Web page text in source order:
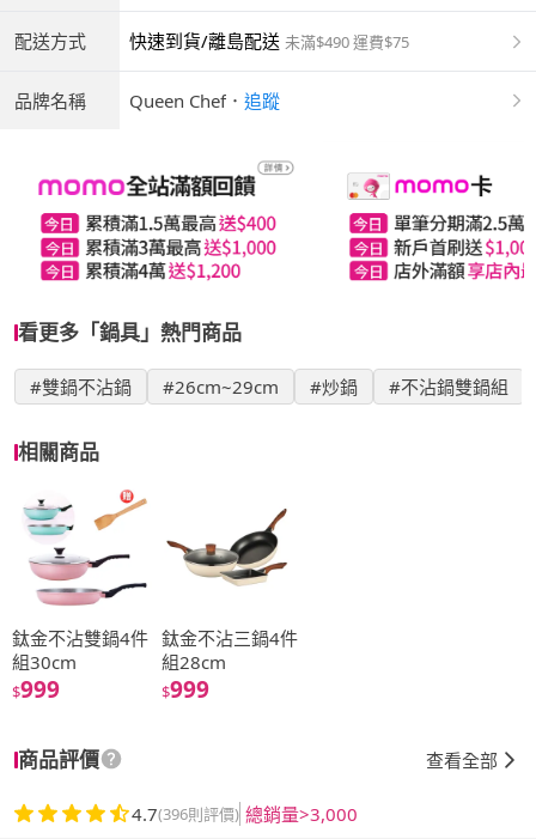
配送方式 快速到貨/離島配送 未滿$490 運費$75
品牌名稱 Queen Chef ． 追蹤
看更多「鍋具」熱門商品
#雙鍋不沾鍋 #26cm~29cm #炒鍋 #不沾鍋雙鍋組
相關商品
鈦金不沾雙鍋4件
組30cm
$999
鈦金不沾三鍋4件
組28cm
$999
商品評價 查看全部
4.7(396則評價) 總銷量>3,000